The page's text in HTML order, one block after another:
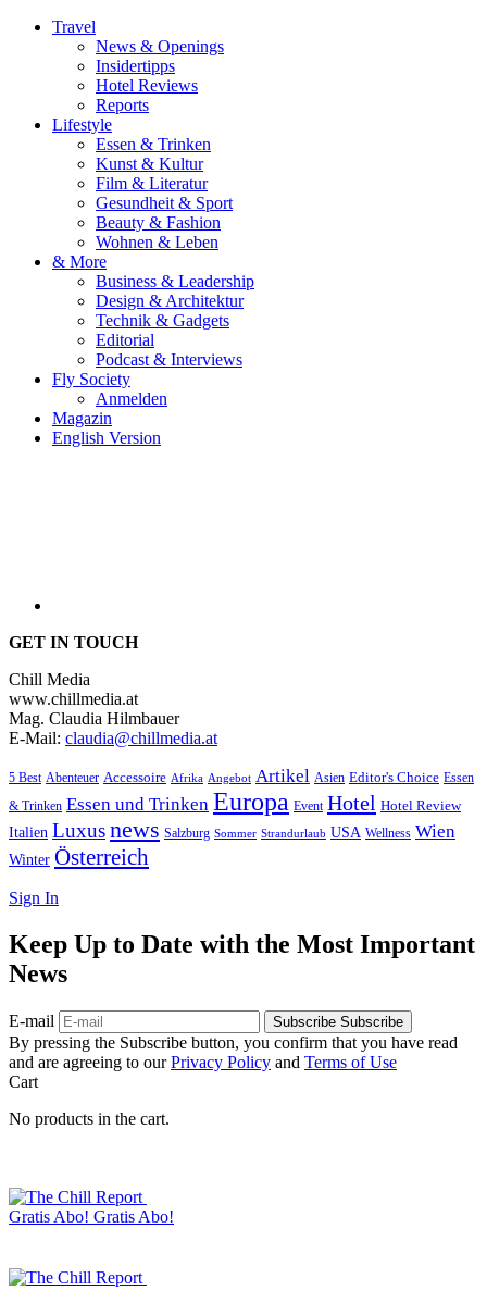
Travel
News & Openings
Insidertipps
Hotel Reviews
Reports
Lifestyle
Essen & Trinken
Kunst & Kultur
Film & Literatur
Gesundheit & Sport
Beauty & Fashion
Wohnen & Leben
& More
Business & Leadership
Design & Architektur
Technik & Gadgets
Editorial
Podcast & Interviews
Fly Society
Anmelden
Magazin
English Version
GET IN TOUCH
Chill Media
www.chillmedia.at
Mag. Claudia Hilmbauer
E-Mail: claudia@chillmedia.at
5 Best Abenteuer Accessoire Afrika Angebot Artikel Asien Editor's Choice Essen
& Trinken Essen und Trinken Europa Event Hotel Hotel Review
Italien Luxusnews Salzburg Sommer Strandurlaub USA Wellness Wien
Winter Österreich
Sign In
Keep Up to Date with the Most Important
News
E-mail Subscribe Subscribe
By pressing the Subscribe button, you confirm that you have read
and are agreeing to ourPrivacy Policy and Terms of Use
Cart
No products in the cart.
Gratis Abo! Gratis Abo!